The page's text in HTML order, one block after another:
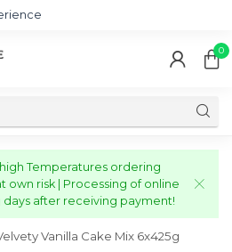
0
Temperatures ordering
own risk | Processing of online
days after receiving payment!
Vanilla Cake Mix 6x425g